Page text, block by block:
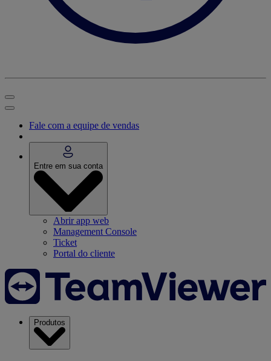
Fale com a equipe de vendas
Entre em sua conta
Abrir app web
Management Console
Ticket
Portal do cliente
Produtos